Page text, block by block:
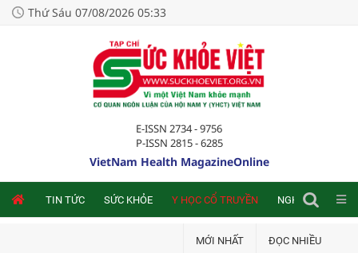
Thứ Sáu 07/08/2026 05:33
E-ISSN 2734 - 9756
P-ISSN 2815 - 6285
VietNam Health MagazineOnline
TIN TỨC SỨC KHỎE Y HỌC CỔ TRUYỀN NGHIÊN CỨU
MỚI NHẤT ĐỌC NHIỀU